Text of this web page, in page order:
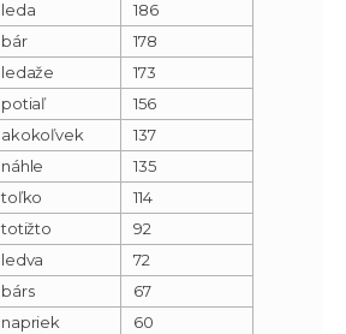
leda
186
bár
178
ledaže
173
potiaľ
156
akokoľvek
137
náhle
135
toľko
114
totižto
92
ledva
72
bárs
67
napriek
60